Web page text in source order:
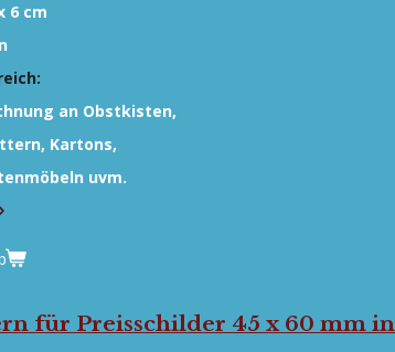
cm
an Obstkisten,
Kartons,
uvm.
für Preisschilder 45 x 60 mm